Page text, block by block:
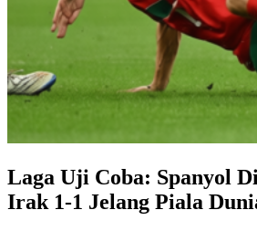
Laga Uji Coba: Spanyol
Irak 1-1 Jelang Piala